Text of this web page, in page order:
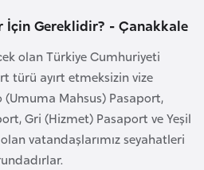
İçin Gereklidir? - Çanakkale
olan Türkiye Cumhuriyeti
türü ayırt etmeksizin vize
(Umuma Mahsus) Pasaport,
Gri (Hizmet) Pasaport ve Yeşil
vatandaşlarımız seyahatleri